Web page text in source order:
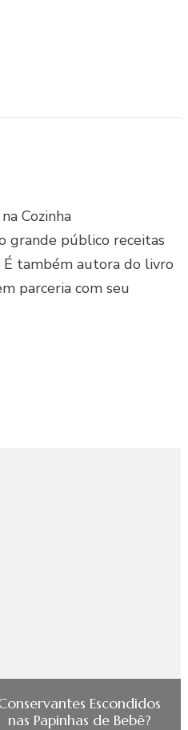
Cozinha
grande público receitas
É também autora do livro
parceria com seu
Escondidos
nas Papinhas de Bebê?